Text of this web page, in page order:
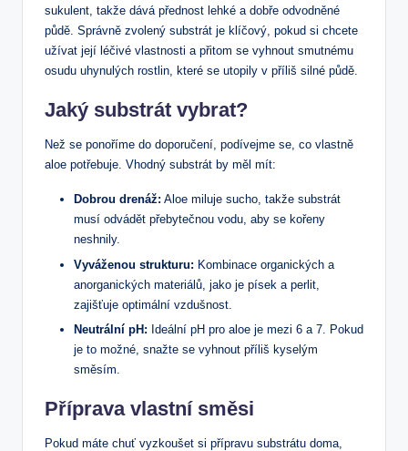
sukulent, takže dává přednost lehké a dobře odvodněné
půdě. Správně zvolený substrát je klíčový, pokud si chcete
užívat její léčivé vlastnosti a přitom se vyhnout smutnému
osudu uhynulých rostlin, které se utopily v příliš silné půdě.
Jaký substrát vybrat?
Než se ponoříme do doporučení, podívejme se, co vlastně
aloe potřebuje. Vhodný substrát by měl mít:
Dobrou drenáž: Aloe miluje sucho, takže substrát
musí odvádět přebytečnou vodu, aby se kořeny
neshnily.
Vyváženou strukturu: Kombinace organických a
anorganických materiálů, jako je písek a perlit,
zajišťuje optimální vzdušnost.
Neutrální pH: Ideální pH pro aloe je mezi 6 a 7. Pokud
je to možné, snažte se vyhnout příliš kyselým
směsím.
Příprava vlastní směsi
Pokud máte chuť vyzkoušet si přípravu substrátu doma,